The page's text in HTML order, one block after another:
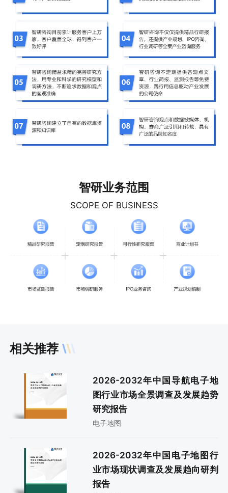
智研业务范围
SCOPE OF BUSINESS
相关推荐
2026-2032年中国导航电子地
图行业市场全景调查及发展趋势
研究报告
电子地图
2026-2032年中国电子地图行
业市场现状调查及发展趋向研判
报告